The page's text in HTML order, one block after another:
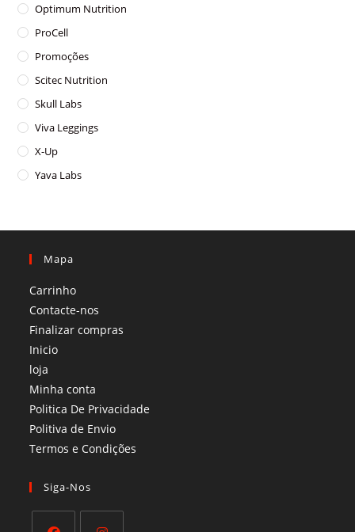
Optimum Nutrition
ProCell
Promoções
Scitec Nutrition
Skull Labs
Viva Leggings
X-Up
Yava Labs
Mapa
Carrinho
Contacte-nos
Finalizar compras
Inicio
loja
Minha conta
Politica De Privacidade
Politiva de Envio
Termos e Condições​
Siga-Nos